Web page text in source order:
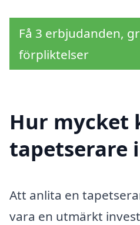
Få 3 erbjudanden,
förpliktelser
Hur mycket
tapetserare
Att anlita en
vara en utmärkt